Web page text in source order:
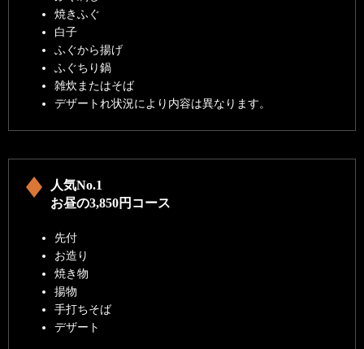
焼きふぐ
白子
ふぐから揚げ
ふぐちり鍋
雑炊またはそば
デザートれ状況により内容は異なります。
人気No.1
お昼の3,850円コース
先付
お造り
焼き物
揚物
手打ちそば
デザート